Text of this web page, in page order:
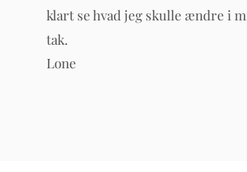
klart se hvad jeg skulle ændre i
tak.
Lone